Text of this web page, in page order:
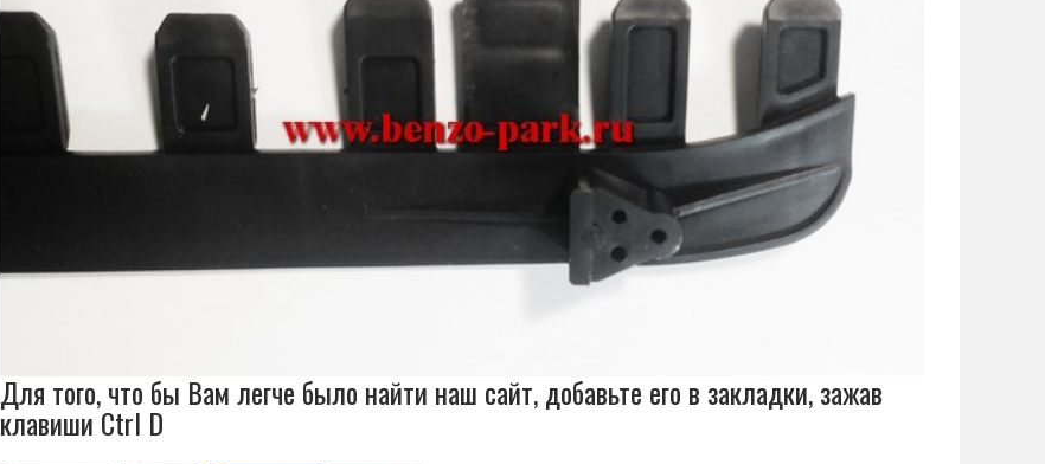
Для того, что бы Вам легче было найти наш сайт, добавьте его в закладки, зажав
клавиши Ctrl D